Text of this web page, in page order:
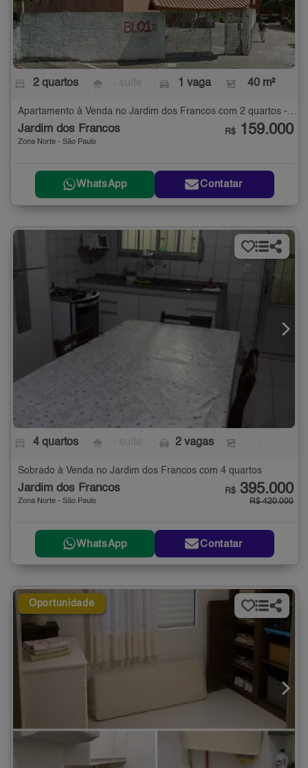
2 quartos 1 vaga 40 m²
Jardim dos Francos
Zona Norte - São Paulo
R$ 159.000
WhatsApp Contatar
4 quartos 2 vagas
Sobrado à Venda no Jardim dos Francos com 4 quartos
Jardim dos Francos
Zona Norte - São Paulo
R$ 395.000
R$ 420.000
WhatsApp Contatar
Oportunidade